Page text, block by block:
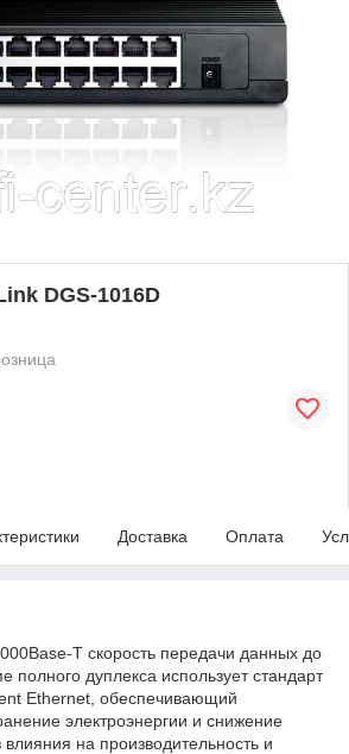
DGS-1016D
Доставка Оплата
T скорость передачи данных до
полного дуплекса использует стандарт
Ethernet, обеспечивающий
электроэнергии и снижение
на производительность и